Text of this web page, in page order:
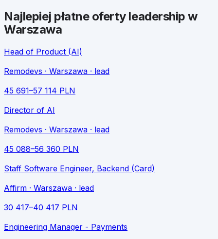
Najlepiej płatne oferty leadership w
Warszawa
Head of Product (AI)
Remodevs · Warszawa · lead
45 691–57 114 PLN
Director of AI
Remodevs · Warszawa · lead
45 088–56 360 PLN
Staff Software Engineer, Backend (Card)
Affirm · Warszawa · lead
30 417–40 417 PLN
Engineering Manager - Payments